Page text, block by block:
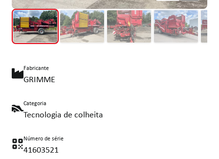
Fabricante
GRIMME
Categoria
Tecnologia de colheita
Número de série
41603521